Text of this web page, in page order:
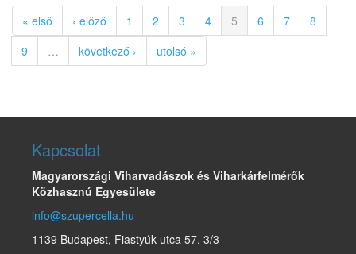
« első ‹ előző 1 2 3 4 5 6 7
8
9
… következő › utolsó »
Kapcsolat
Magyarországi Viharvadászok és Viharkárfelmérők
Közhasznú Egyesülete
info@szupercella.hu
1139 Budapest, Fiastyúk utca 57. 3/3